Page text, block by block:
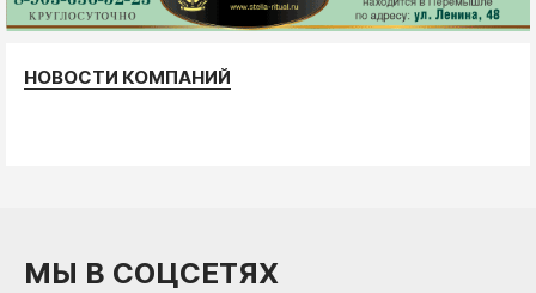
НОВОСТИ КОМПАНИЙ
МЫ В СОЦСЕТЯХ